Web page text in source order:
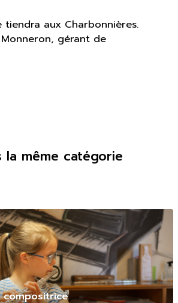
aux Charbonnières.
gérant de
la même catégorie
compositrice